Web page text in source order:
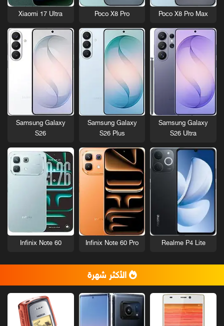
Poco X8 Pro Max
Poco X8 Pro
Xiaomi 17 Ultra
Samsung Galaxy
S26 Ultra
Samsung Galaxy
S26 Plus
Samsung Galaxy
S26
Realme P4 Lite
Infinix Note 60 Pro
Infinix Note 60
الأكثر شهرة